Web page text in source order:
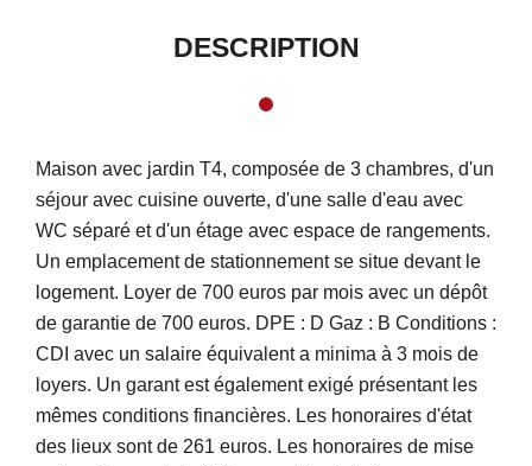
DESCRIPTION
Maison avec jardin T4, composée de 3 chambres, d'un
séjour avec cuisine ouverte, d'une salle d'eau avec
WC séparé et d'un étage avec espace de rangements.
Un emplacement de stationnement se situe devant le
logement. Loyer de 700 euros par mois avec un dépôt
de garantie de 700 euros. DPE : D Gaz : B Conditions :
CDI avec un salaire équivalent a minima à 3 mois de
loyers. Un garant est également exigé présentant les
mêmes conditions financières. Les honoraires d'état
des lieux sont de 261 euros. Les honoraires de mise